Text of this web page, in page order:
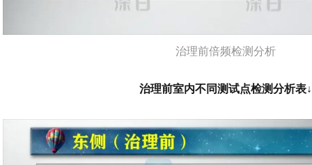
治理前倍频检测分析
治理前室内不同测试点检测分析表↓